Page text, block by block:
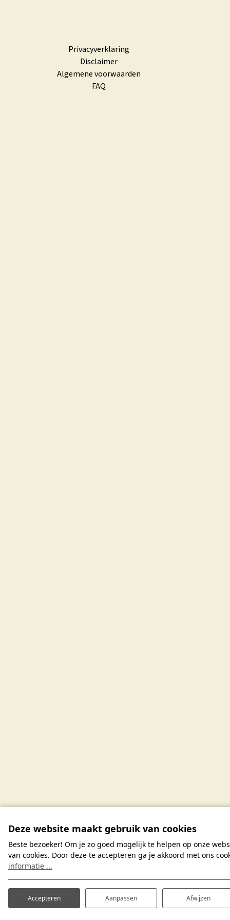
Privacyverklaring
Disclaimer
Algemene voorwaarden
FAQ
Deze website maakt gebruik van cookies
Beste bezoeker! Om je zo goed mogelijk te helpen op onze
van cookies. Door deze te accepteren ga je akkoord met ons
informatie ...
Accepteren Aanpassen Afwijzen